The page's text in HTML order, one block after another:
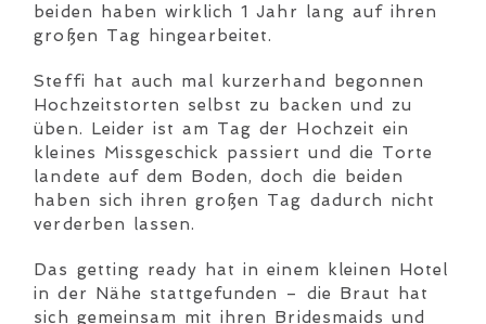
beiden haben wirklich 1 Jahr lang auf ihren
großen Tag hingearbeitet.
Steffi hat auch mal kurzerhand begonnen
Hochzeitstorten selbst zu backen und zu
üben. Leider ist am Tag der Hochzeit ein
kleines Missgeschick passiert und die Torte
landete auf dem Boden, doch die beiden
haben sich ihren großen Tag dadurch nicht
verderben lassen.
Das getting ready hat in einem kleinen Hotel
in der Nähe stattgefunden – die Braut hat
sich gemeinsam mit ihren Bridesmaids und